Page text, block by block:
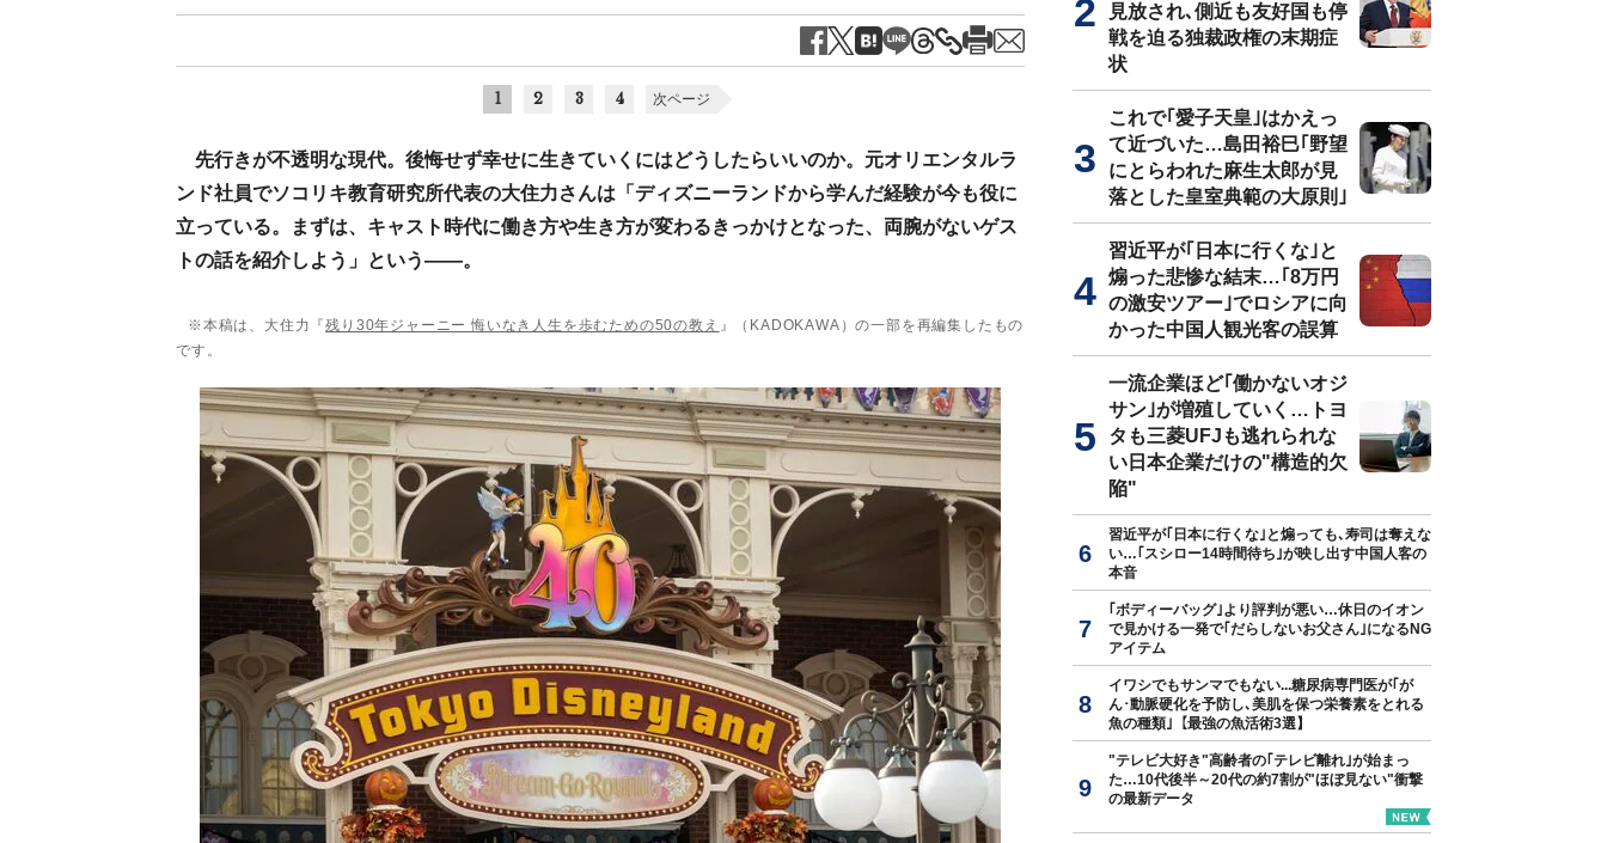
1 2 3 4 次ページ
先行きが不透明な現代。後悔せず幸せに生きていくにはどうしたらいいのか。元オリエンタルラ
ンド社員でソコリキ教育研究所代表の大住力さんは「ディズニーランドから学んだ経験が今も役に
立っている。まずは、キャスト時代に働き方や生き方が変わるきっかけとなった、両腕がないゲス
トの話を紹介しよう」という――。
※本稿は、大住力『残り30年ジャーニー 悔いなき人生を歩むための50の教え 』（KADOKAWA）の一部を再編集したもの
です。
見放され､側近も友好国も停
戦を迫る独裁政権の末期症
状
これで｢愛子天皇｣はかえっ
て近づいた…島田裕巳｢野望
にとらわれた麻生太郎が見
落とした皇室典範の大原則｣
習近平が｢日本に行くな｣と
煽った悲惨な結末…｢8万円
の激安ツアー｣でロシアに向
かった中国人観光客の誤算
一流企業ほど｢働かないオジ
サン｣が増殖していく…トヨ
タも三菱UFJも逃れられな
い日本企業だけの"構造的欠
陥"
習近平が｢日本に行くな｣と煽っても､寿司は奪えな
い…｢スシロー14時間待ち｣が映し出す中国人客の
本音
｢ボディーバッグ｣より評判が悪い…休日のイオン
で見かける一発で｢だらしないお父さん｣になるNG
アイテム
イワシでもサンマでもない...糖尿病専門医が｢が
ん･動脈硬化を予防し､美肌を保つ栄養素をとれる
魚の種類｣【最強の魚活術3選】
"テレビ大好き"高齢者の｢テレビ離れ｣が始まっ
た…10代後半～20代の約7割が"ほぼ見ない"衝撃
の最新データ